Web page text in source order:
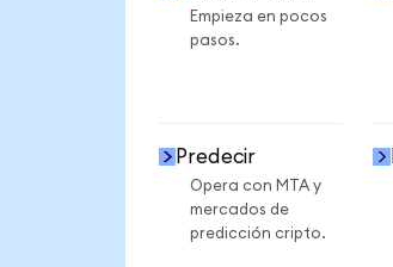
Empieza en pocos
pasos.
Predecir
Opera con MTA y
mercados de
predicción cripto.